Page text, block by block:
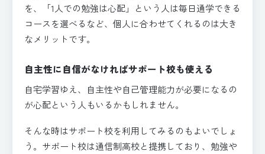
を、「1人での勉強は心配」という人は毎日通学できる
コースを選べるなど、個人に合わせてくれるのは大き
なメリットです。
自主性に自信がなければサポート校も使える
自宅学習ゆえ、自主性や自己管理能力が必要になるの
が心配という人もいるかもしれません。
そんな時はサポート校を利用してみるのもよいでしょ
う。サポート校は通信制高校と提携しており、勉強や